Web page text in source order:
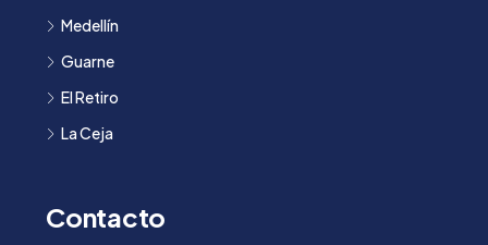
Medellín
Guarne
El Retiro
La Ceja
Contacto